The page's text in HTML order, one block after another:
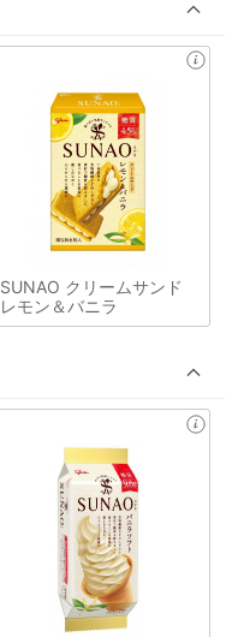
SUNAO クリームサンド
レモン＆バニラ